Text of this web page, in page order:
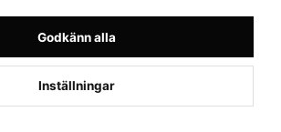
Godkänn alla
Inställningar